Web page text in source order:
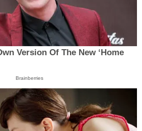
Version Of The New ‘Home
Brainberries